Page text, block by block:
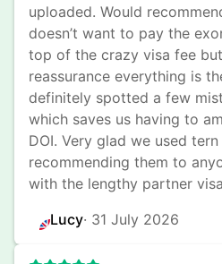
uploaded. Would
doesn’t want to pay the
top of the crazy visa fee
reassurance everything is
definitely spotted a few
which saves us having to
DOI. Very glad we used
recommending them to
with the lengthy partner
Lucy· 31 July 2026